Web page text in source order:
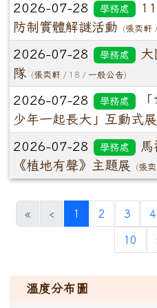
2026-07-28 學務處
防制實體解謎活動
(張奕軒
2026-07-28 學務處
隊
(張奕軒 / 18 / 一般公告)
2026-07-28 學務處
少年一起長大」互動式
2026-07-28 學務處
馬
《植地有聲》主題展
(張
« ‹ 1 (current)
2 3 4
10
溫度分布圖